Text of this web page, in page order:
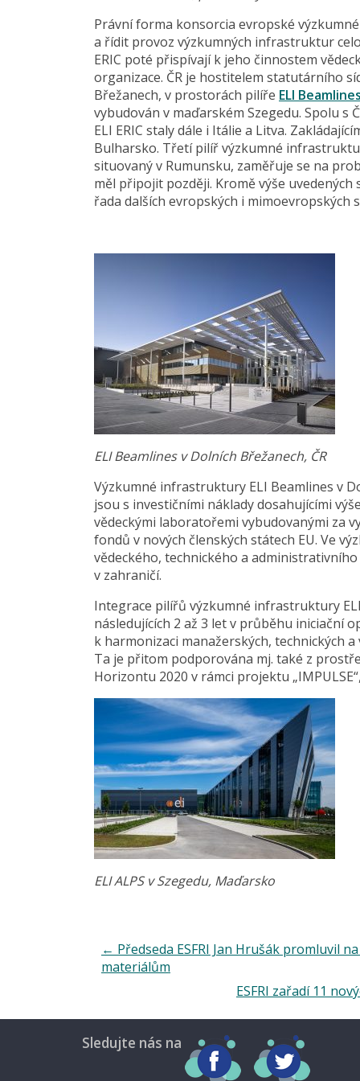
Právní forma konsorcia evropské
a řídit provoz výzkumných infrastruktur
ERIC poté přispívají k jeho činnostem
organizace. ČR je hostitelem statutárního
Břežanech, v prostorách pilíře ELI
vybudován v maďarském Szegedu. Spolu s
ELI ERIC staly dále i Itálie a Litva.
Bulharsko. Třetí pilíř výzkumné
situovaný v Rumunsku, zaměřuje se na
měl připojit později. Kromě výše
řada dalších evropských i mimoevropských
ELI Beamlines v Dolních Břežanech, ČR
Výzkumné infrastruktury ELI Beamlines v
jsou s investičními náklady dosahujícími
vědeckými laboratořemi vybudovanými za
fondů v nových členských státech EU. Ve
vědeckého, technického a
v zahraničí.
Integrace pilířů výzkumné infrastruktury
následujících 2 až 3 let v průběhu iniciační
k harmonizaci manažerských, technických
Ta je přitom podporována mj. také z
Horizontu 2020 v rámci projektu
ELI ALPS v Szegedu, Maďarsko
← Předseda ESFRI Jan Hrušák promluvil
materiálům
ESFRI zařadí 11
Sledujte nás na